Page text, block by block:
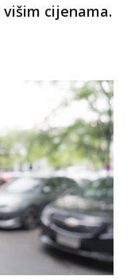
cijenama.